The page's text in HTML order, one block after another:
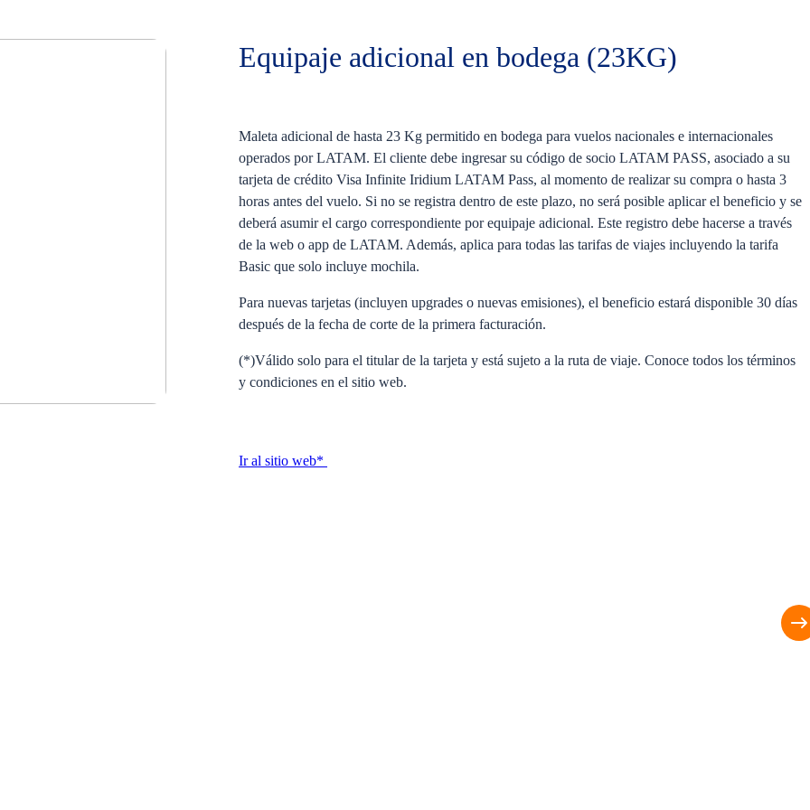
Equipaje adicional en bodega (23KG)
Maleta adicional de hasta 23 Kg permitido en bodega para vuelos nacionales e internacionales
operados por LATAM. El cliente debe ingresar su código de socio LATAM PASS, asociado a su
tarjeta de crédito Visa Infinite Iridium LATAM Pass, al momento de realizar su compra o hasta 3
horas antes del vuelo. Si no se registra dentro de este plazo, no será posible aplicar el beneficio y se
deberá asumir el cargo correspondiente por equipaje adicional. Este registro debe hacerse a través
de la web o app de LATAM. Además, aplica para todas las tarifas de viajes incluyendo la tarifa
Basic que solo incluye mochila.
Para nuevas tarjetas (incluyen upgrades o nuevas emisiones), el beneficio estará disponible 30 días
después de la fecha de corte de la primera facturación.
(*)Válido solo para el titular de la tarjeta y está sujeto a la ruta de viaje. Conoce todos los términos
y condiciones en el sitio web.
Ir al sitio web*